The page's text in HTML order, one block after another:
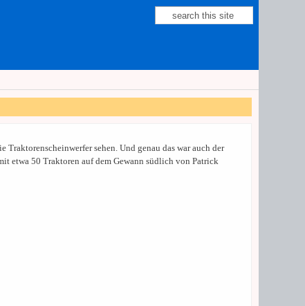
Suchformular
Suche
sehen. Und genau das war auch der
etwa 50 Traktoren auf dem Gewann südlich von Patrick